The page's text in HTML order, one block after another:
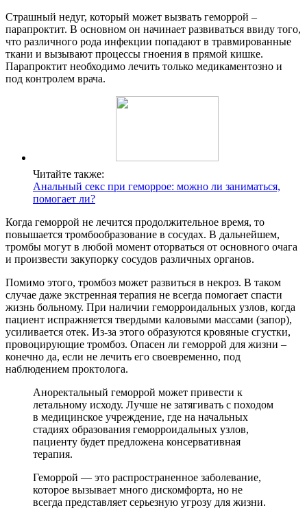
Страшный недуг, который может вызвать геморрой –
парапроктит. В основном он начинает развиваться ввиду того,
что различного рода инфекции попадают в травмированные
ткани и вызывают процессы гноения в прямой кишке.
Парапроктит необходимо лечить только медикаментозно и
под контролем врача.
Читайте также:
Анальный секс при геморрое: можно ли заниматься,
помогает ли?
Когда геморрой не лечится продолжительное время, то
повышается тромбообразование в сосудах. В дальнейшем,
тромбы могут в любой момент оторваться от основного очага
и произвести закупорку сосудов различных органов.
Помимо этого, тромбоз может развиться в некроз. В таком
случае даже экстренная терапия не всегда помогает спасти
жизнь больному. При наличии геморроидальных узлов, когда
пациент испражняется твердыми каловыми массами (запор),
усиливается отек. Из-за этого образуются кровяные сгустки,
провоцирующие тромбоз. Опасен ли геморрой для жизни –
конечно да, если не лечить его своевременно, под
наблюдением проктолога.
Аноректальный геморрой может привести к
летальному исходу. Лучше не затягивать с походом
в медицинское учреждение, где на начальных
стадиях образования геморроидальных узлов,
пациенту будет предложена консервативная
терапия.
Геморрой — это распространенное заболевание,
которое вызывает много дискомфорта, но не
всегда представляет серьезную угрозу для жизни.